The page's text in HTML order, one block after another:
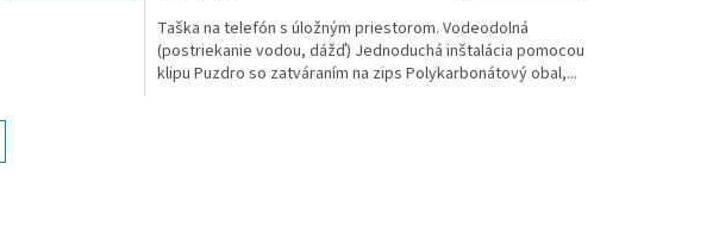
Taška na telefón s úložným priestorom. Vodeodolná
(postriekanie vodou, dážď) Jednoduchá inštalácia pomocou
klipu Puzdro so zatváraním na zips Polykarbonátový obal,...